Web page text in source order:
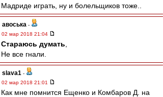
Мадриде играть, ну и болельщиков тоже..
авоська -
02 мар 2018 21:04
Стараюсь думать
Не все гнали.
slava1 -
02 мар 2018 21:01
Как мне помнится Ещенко и Комбаров Д. на